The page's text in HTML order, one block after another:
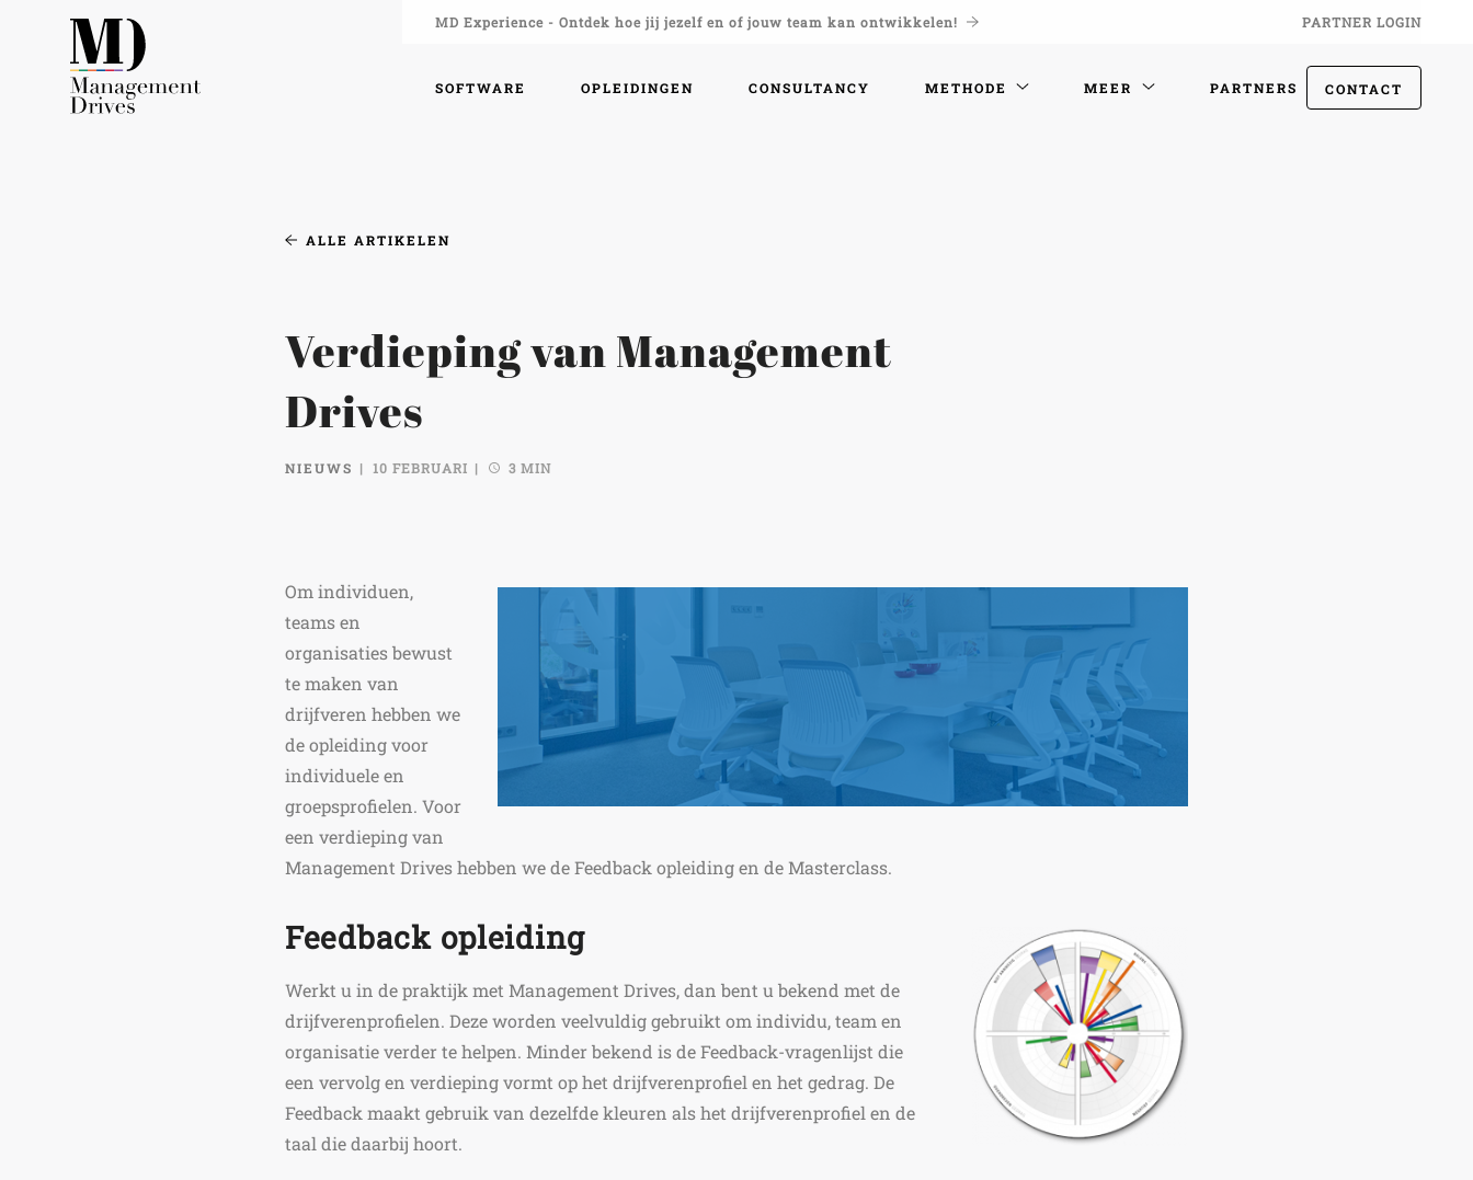
MD Experience - Ontdek hoe jij jezelf en of jouw team kan ontwikkelen! PARTNER LOGIN
SOFTWARE OPLEIDINGEN CONSULTANCY METHODE MEER PARTNERS CONTACT
ALLE ARTIKELEN
Verdieping van Management
Drives
NIEUWS 10 FEBRUARI 3 MIN
Om individuen,
teams en
organisaties bewust
te maken van
drijfveren hebben we
de opleiding voor
individuele en
groepsprofielen. Voor
een verdieping van
Management Drives hebben we de Feedback opleiding en de Masterclass.
Feedback opleiding
Werkt u in de praktijk met Management Drives, dan bent u bekend met de
drijfverenprofielen. Deze worden veelvuldig gebruikt om individu, team en
organisatie verder te helpen. Minder bekend is de Feedback-vragenlijst die
een vervolg en verdieping vormt op het drijfverenprofiel en het gedrag. De
Feedback maakt gebruik van dezelfde kleuren als het drijfverenprofiel en de
taal die daarbij hoort.